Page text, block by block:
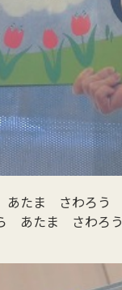
たま さわろう
あたま さわろう